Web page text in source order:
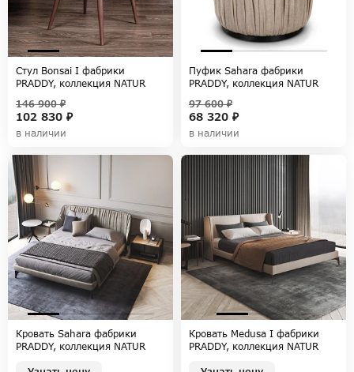
Стул Bonsai I фабрики
PRADDY, коллекция NATUR
102 830 ₽
146 900 ₽
в наличии
Пуфик Sahara фабрики
PRADDY, коллекция NATUR
68 320 ₽
97 600 ₽
в наличии
Кровать Sahara фабрики
PRADDY, коллекция NATUR
Кровать Medusa I фабрики
PRADDY, коллекция NATUR